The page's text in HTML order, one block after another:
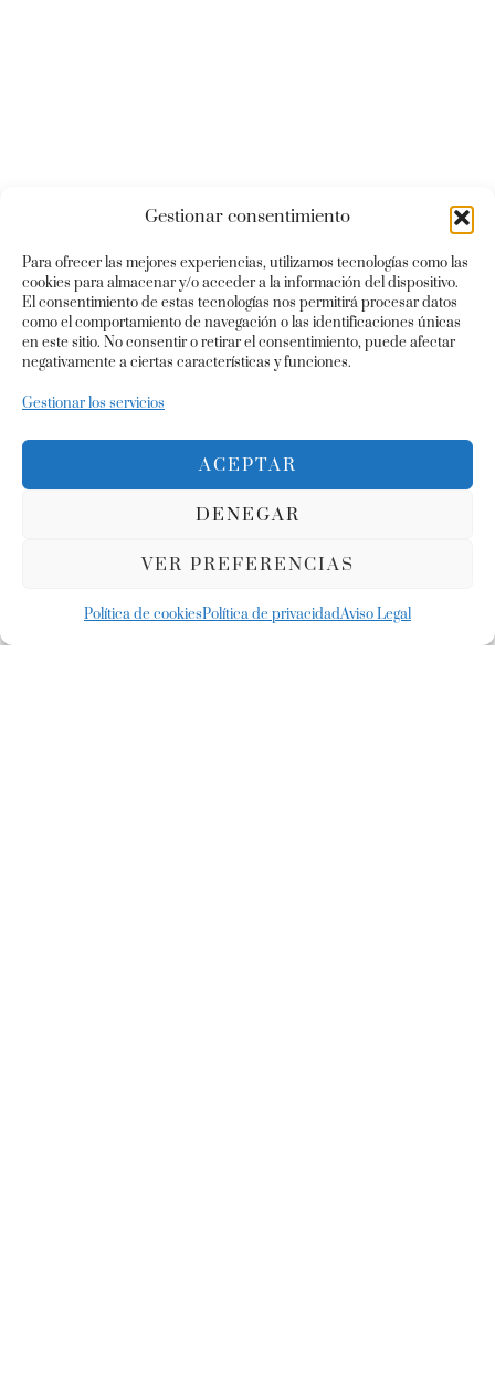
Gestionar consentimiento
Para ofrecer las mejores experiencias, utilizamos tecnologías como las
cookies para almacenar y/o acceder a la información del dispositivo.
El consentimiento de estas tecnologías nos permitirá procesar datos
como el comportamiento de navegación o las identificaciones únicas
en este sitio. No consentir o retirar el consentimiento, puede afectar
negativamente a ciertas características y funciones.
Gestionar los servicios
ACEPTAR
DENEGAR
VER PREFERENCIAS
Política de cookiesPolítica de privacidadAviso Legal